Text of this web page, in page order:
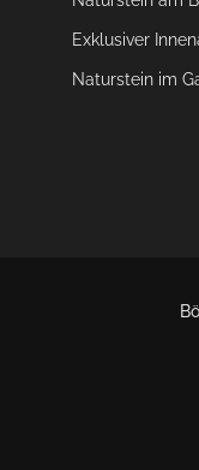
Exklusiver
Naturstein im